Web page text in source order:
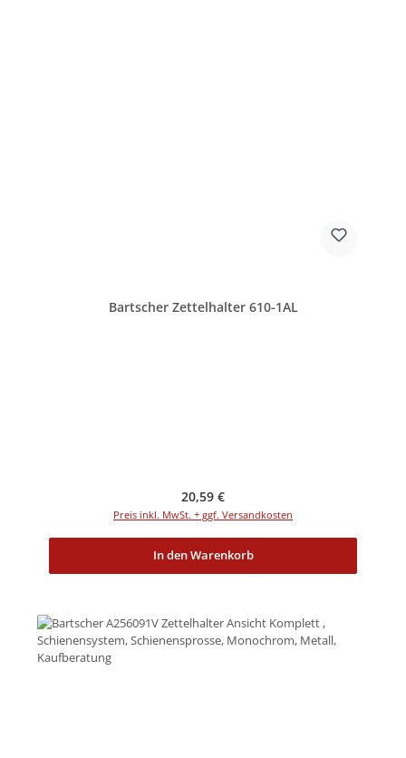
Bartscher Zettelhalter 610-1AL
Regulärer Preis:
20,59 €
Preis inkl. MwSt. + ggf. Versandkosten
In den Warenkorb